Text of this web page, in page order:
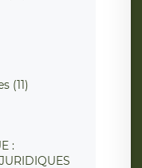
(11)
: